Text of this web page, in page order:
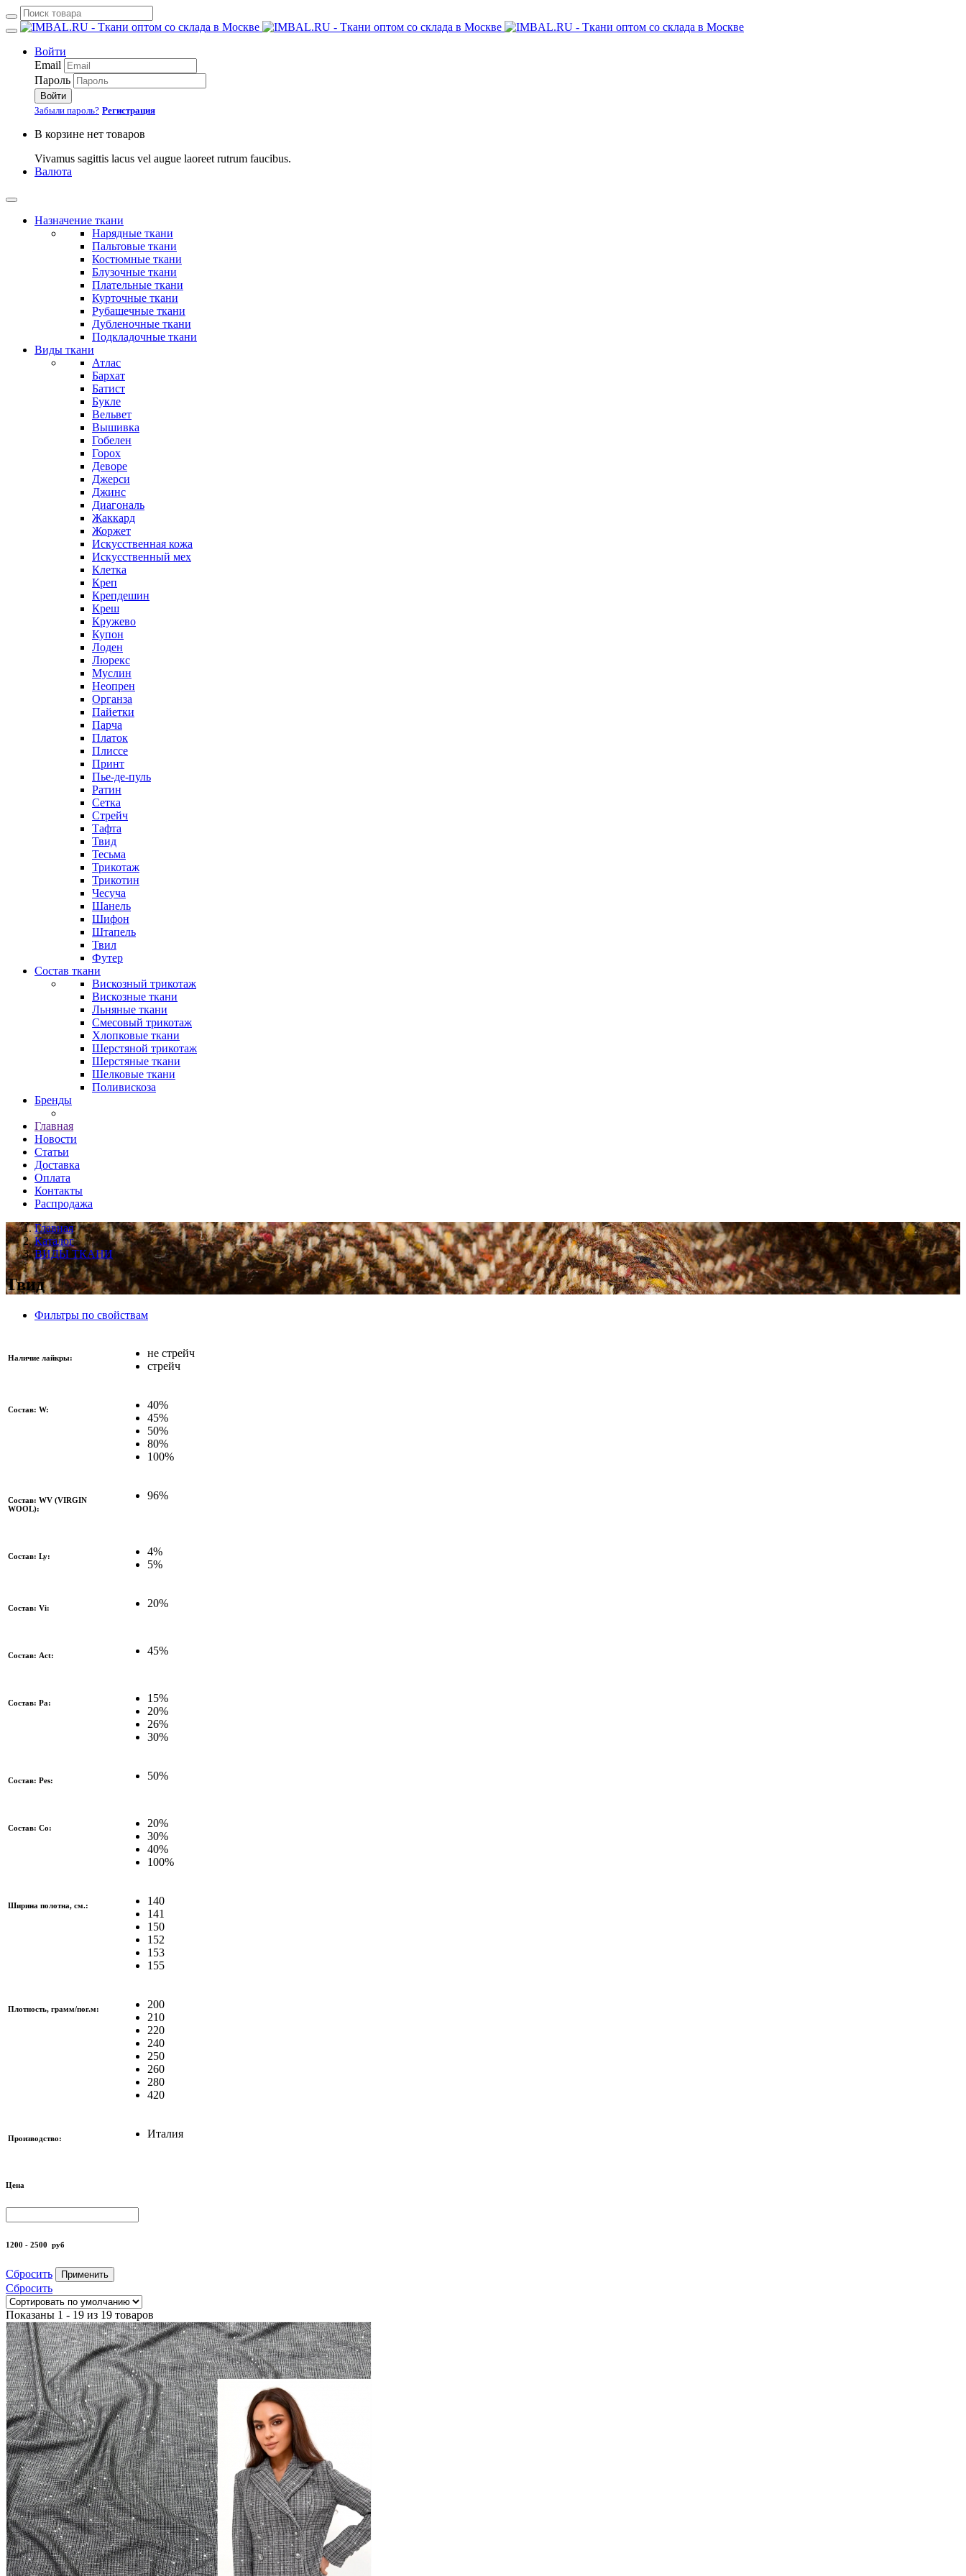
Войти
Email
Пароль
Войти
Забыли пароль? Регистрация
В корзине нет товаров
Vivamus sagittis lacus vel augue laoreet rutrum faucibus.
Валюта
Назначение ткани
Нарядные ткани
Пальтовые ткани
Костюмные ткани
Блузочные ткани
Плательные ткани
Курточные ткани
Рубашечные ткани
Дубленочные ткани
Подкладочные ткани
Виды ткани
Атлас
Бархат
Батист
Букле
Вельвет
Вышивка
Гобелен
Горох
Деворе
Джерси
Джинс
Диагональ
Жаккард
Жоржет
Искусственная кожа
Искусственный мех
Клетка
Креп
Крепдешин
Креш
Кружево
Купон
Лоден
Люрекс
Муслин
Неопрен
Органза
Пайетки
Парча
Платок
Плиссе
Принт
Пье-де-пуль
Ратин
Сетка
Стрейч
Тафта
Твид
Тесьма
Трикотаж
Трикотин
Чесуча
Шанель
Шифон
Штапель
Твил
Футер
Состав ткани
Вискозный трикотаж
Вискозные ткани
Льняные ткани
Смесовый трикотаж
Хлопковые ткани
Шерстяной трикотаж
Шерстяные ткани
Шелковые ткани
Поливискоза
Бренды
Главная
Новости
Статьи
Доставка
Оплата
Контакты
Распродажа
Главная
Каталог
ВИДЫ ТКАНИ
Твид
Фильтры по свойствам
Наличие лайкры:
не стрейч
стрейч
Состав: W:
40%
45%
50%
80%
100%
Состав: WV (VIRGIN
WOOL):
96%
Состав: Ly:
4%
5%
Состав: Vi: 20%
Состав: Act: 45%
Состав: Pa:
15%
20%
26%
30%
Состав: Pes: 50%
Состав: Co:
20%
30%
40%
100%
Ширина полотна, см.:
140
141
150
152
153
155
Плотность, грамм/пог.м:
200
210
220
240
250
260
280
420
Производство: Италия
Цена
1200 - 2500 руб
Сбросить Применить
Сбросить
Показаны 1 - 19 из 19 товаров